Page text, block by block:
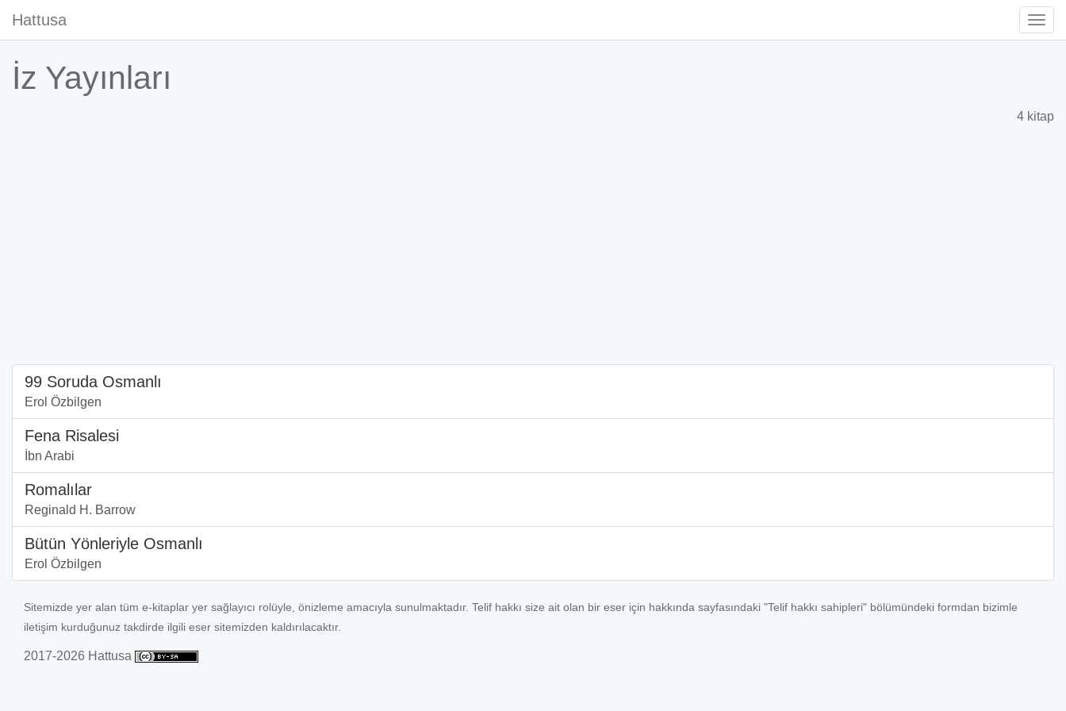
Hattusa
İz Yayınları
4 kitap
99 Soruda Osmanlı
Erol Özbilgen
Fena Risalesi
İbn Arabi
Romalılar
Reginald H. Barrow
Bütün Yönleriyle Osmanlı
Erol Özbilgen
Sitemizde yer alan tüm e-kitaplar yer sağlayıcı rolüyle, önizleme amacıyla sunulmaktadır. Telif hakkı size ait olan bir eser için hakkında sayfasındaki "Telif hakkı sahipleri" bölümündeki formdan bizimle
iletişim kurduğunuz takdirde ilgili eser sitemizden kaldırılacaktır.
2017-2026 Hattusa